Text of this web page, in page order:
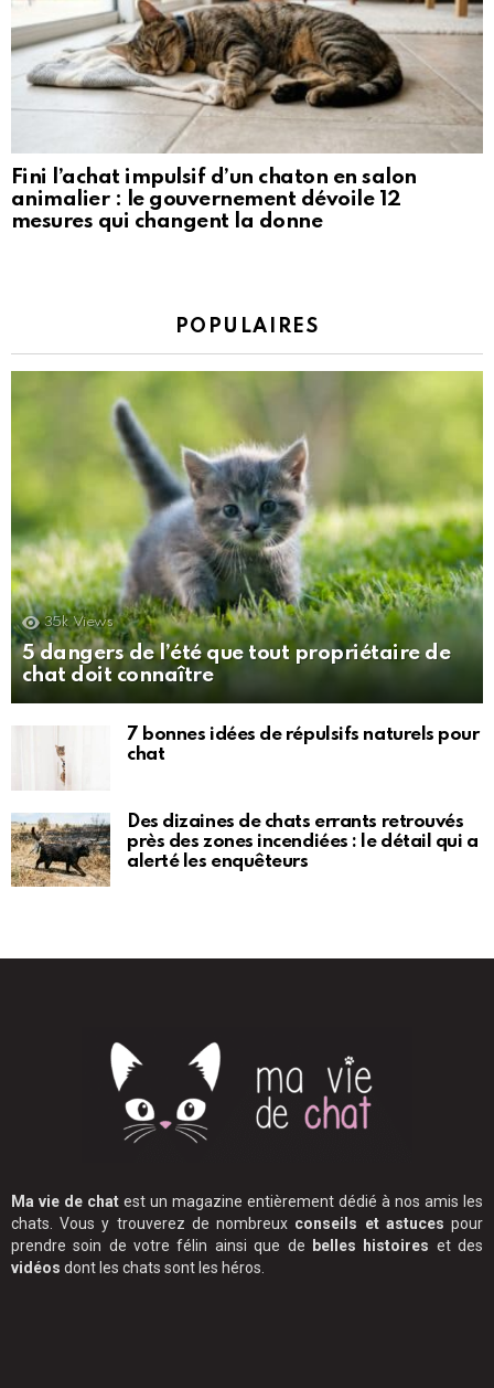
Fini l’achat impulsif d’un chaton en salon
animalier : le gouvernement dévoile 12
mesures qui changent la donne
POPULAIRES
35k Views
5 dangers de l’été que tout propriétaire de
chat doit connaître
7 bonnes idées de répulsifs naturels pour
chat
Des dizaines de chats errants retrouvés
près des zones incendiées : le détail qui a
alerté les enquêteurs
Ma vie de chat est un magazine entièrement dédié à nos amis les
chats. Vous y trouverez de nombreux conseils et astuces pour
prendre soin de votre félin ainsi que de
belles histoires et des
vidéos dont les chats sont les héros.